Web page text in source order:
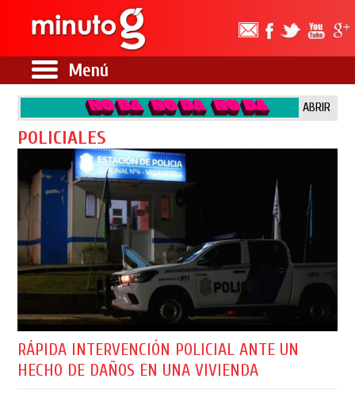
Menú
ABRIR
POLICIALES
RÁPIDA INTERVENCIÓN POLICIAL ANTE UN
HECHO DE DAÑOS EN UNA VIVIENDA